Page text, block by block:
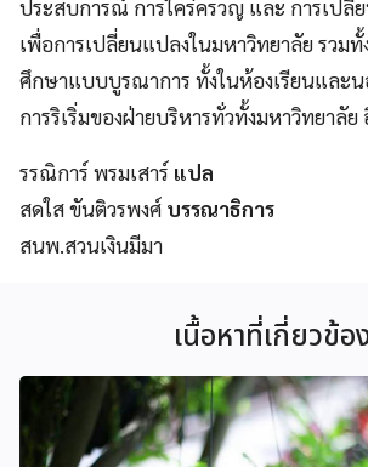
ประสบการณ์ การใคร่ครวญ และ การเปลี่
เพื่อการเปลี่ยนแปลงในมหาวิทยาลัย รวมทั้
ศึกษาแบบบูรณาการ ทั้งในห้องเรียนและน
การริเริ่มของฝ่ายบริหารทั่วทั้งมหาวิทยาลัย
รรณิการ์ พรมเสาร์ แปล
สดใส ขันติวรพงศ์ บรรณาธิการ
สนพ.สวนเงินมีมา
เนื้อหาที่เกี่ยวข้อ